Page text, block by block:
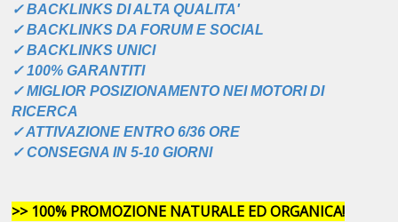
✓ BACKLINKS DI ALTA QUALITA'
✓ BACKLINKS DA FORUM E SOCIAL
✓BACKLINKS UNICI
✓ 100% GARANTITI
✓ MIGLIOR POSIZIONAMENTO NEI MOTORI DI
RICERCA
✓ ATTIVAZIONE ENTRO 6/36 ORE
✓ CONSEGNA IN 5-10 GIORNI
>> 100% PROMOZIONE NATURALE ED ORGANICA!